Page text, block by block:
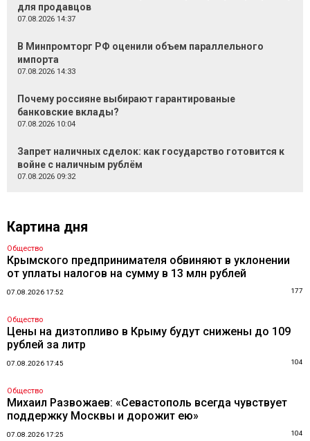
для продавцов
07.08.2026 14:37
В Минпромторг РФ оценили объем параллельного
импорта
07.08.2026 14:33
Почему россияне выбирают гарантированые
банковские вклады?
07.08.2026 10:04
Запрет наличных сделок: как государство готовится к
войне с наличным рублём
07.08.2026 09:32
Картина дня
Общество
Крымского предпринимателя обвиняют в уклонении
от уплаты налогов на сумму в 13 млн рублей
07.08.2026 17:52 177
Общество
Цены на дизтопливо в Крыму будут снижены до 109
рублей за литр
07.08.2026 17:45 104
Общество
Михаил Развожаев: «Севастополь всегда чувствует
поддержку Москвы и дорожит ею»
07.08.2026 17:25 104